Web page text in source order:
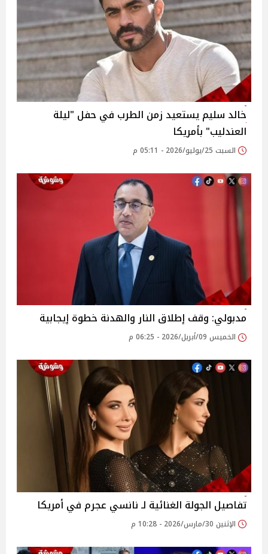
خالد سليم يستعيد زمن الطرب في حفل "ليلة
العندليب" بأمريكا
السبت 25/يوليو/2026 - 05:11 م
مدبولي: وقف إطلاق النار والهدنة خطوة إيجابية
الخميس 09/أبريل/2026 - 06:25 م
تفاصيل الجولة الغنائية لـ نانسي عجرم في أمريكا
الإثنين 30/مارس/2026 - 10:28 م